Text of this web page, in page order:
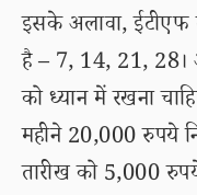
इसके अलावा,
है – 7, 14, 21, 28।
को ध्यान में रखना
महीने 20,000 रुपये
तारीख को 5,000